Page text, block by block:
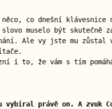
co dnešní klávesnice
muselo být skutečně
Ale vy jste mu zůstal
zní i to, že vám s tím
právě on. A zvuk